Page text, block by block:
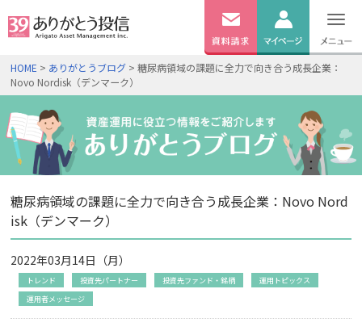
無料資料
口座開設
ログイン
HOME > ありがとうブログ > 糖尿病領域の課題に全力で向き合う成長企業：
Novo Nordisk（デンマーク）
糖尿病領域の課題に全力で向き合う成長企業：Novo Nord
isk（デンマーク）
2022年03月14日（月）
トレンド 投資先パートナー 投資先ファンド・銘柄
運用トピックス
運用者メッセージ